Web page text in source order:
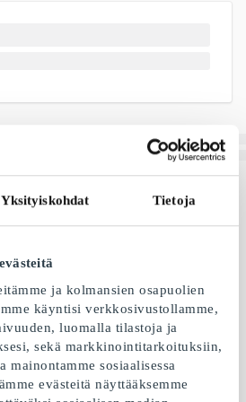
Yksityiskohdat Tietoja
ja kolmansien osapuolien
käyntisi verkkosivustollamme,
luomalla tilastoja ja
sekä markkinointitarkoituksiin,
mainontamme sosiaalisessa
evästeitä näyttääksemme